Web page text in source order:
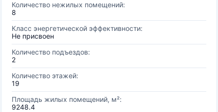
Количество нежилых помещений:
8
Класс энергетической эффективности:
Не присвоен
Количество подъездов:
2
Количество этажей:
19
Площадь жилых помещений, м²:
9248.4